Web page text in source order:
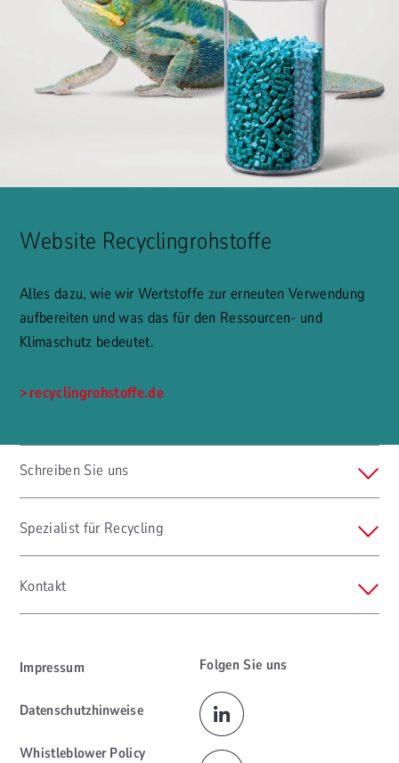
Website Recyclingrohstoffe
Alles dazu, wie wir Wertstoffe zur erneuten Verwendung
aufbereiten und was das für den Ressourcen- und
Klimaschutz bedeutet.
recyclingrohstoffe.de
Schreiben Sie uns
Spezialist für Recycling
Kontakt
Impressum
Datenschutzhinweise
Whistleblower Policy
Folgen Sie uns